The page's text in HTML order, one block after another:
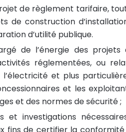
de règlement tarifaire,
de construction
d’utilité publique.
de l’énergie des
réglementées, ou
et plus
et les
et des normes de sécurité ;
et investigations